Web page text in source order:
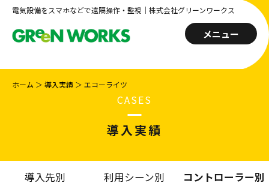
電気設備をスマホなどで遠隔操作・監視｜株式会社グリーンワークス
メニュー
ホーム ＞ 導入実績 ＞ エコーライツ
CASES
導入実績
導入先別 利用シーン別 コントローラー別